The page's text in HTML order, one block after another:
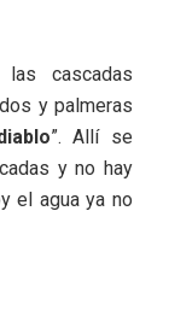
cascadas
y palmeras
”. Allí se
y no hay
el agua ya no